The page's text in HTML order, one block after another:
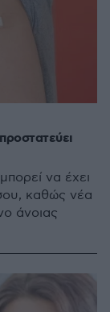
να έχει
καθώς νέα
άνοιας